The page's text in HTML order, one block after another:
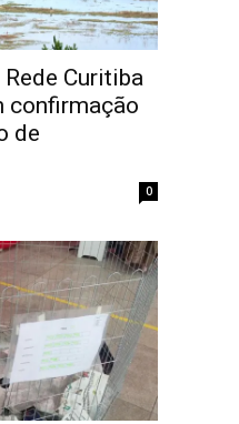
Curitiba
confirmação
de
0